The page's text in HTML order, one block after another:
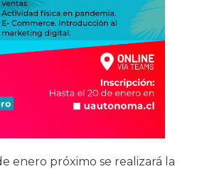
enero próximo se realizará la